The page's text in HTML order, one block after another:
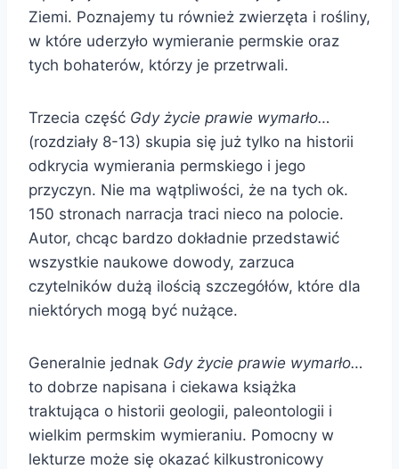
Ziemi. Poznajemy tu również zwierzęta i rośliny,
w które uderzyło wymieranie permskie oraz
tych bohaterów, którzy je przetrwali.
Trzecia część Gdy życie prawie wymarło…
(rozdziały 8-13) skupia się już tylko na historii
odkrycia wymierania permskiego i jego
przyczyn. Nie ma wątpliwości, że na tych ok.
150 stronach narracja traci nieco na polocie.
Autor, chcąc bardzo dokładnie przedstawić
wszystkie naukowe dowody, zarzuca
czytelników dużą ilością szczegółów, które dla
niektórych mogą być nużące.
Generalnie jednak Gdy życie prawie wymarło…
to dobrze napisana i ciekawa książka
traktująca o historii geologii, paleontologii i
wielkim permskim wymieraniu. Pomocny w
lekturze może się okazać kilkustronicowy